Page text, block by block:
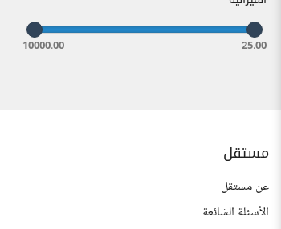
25.00
10000.00
مستقل
عن مستقل
الأسئلة الشائعة